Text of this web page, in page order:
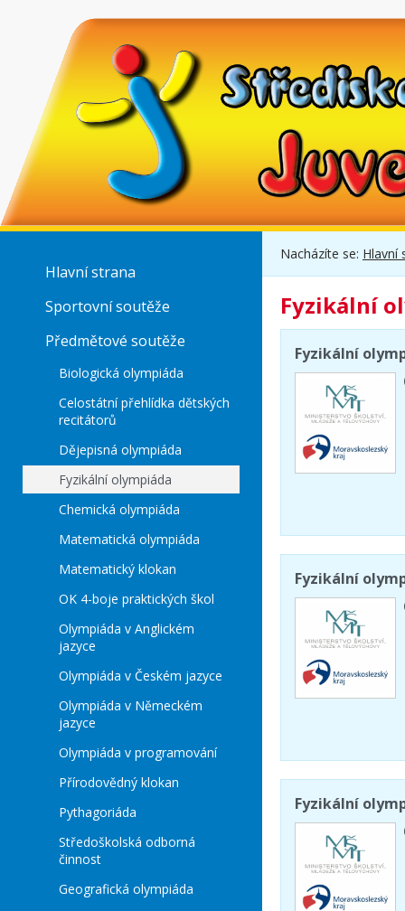
Hlavní strana
Sportovní soutěže
Předmětové soutěže
Biologická olympiáda
Celostátní přehlídka dětských
recitátorů
Dějepisná olympiáda
Fyzikální olympiáda
Chemická olympiáda
Matematická olympiáda
Matematický klokan
OK 4-boje praktických škol
Olympiáda v Anglickém
jazyce
Olympiáda v Českém jazyce
Olympiáda v Německém
jazyce
Olympiáda v programování
Přírodovědný klokan
Pythagoriáda
Středoškolská odborná
činnost
Geografická olympiáda
Nacházíte se: Hlavní
Fyzikální
Fyzikální
Fyzikální
Fyzikální